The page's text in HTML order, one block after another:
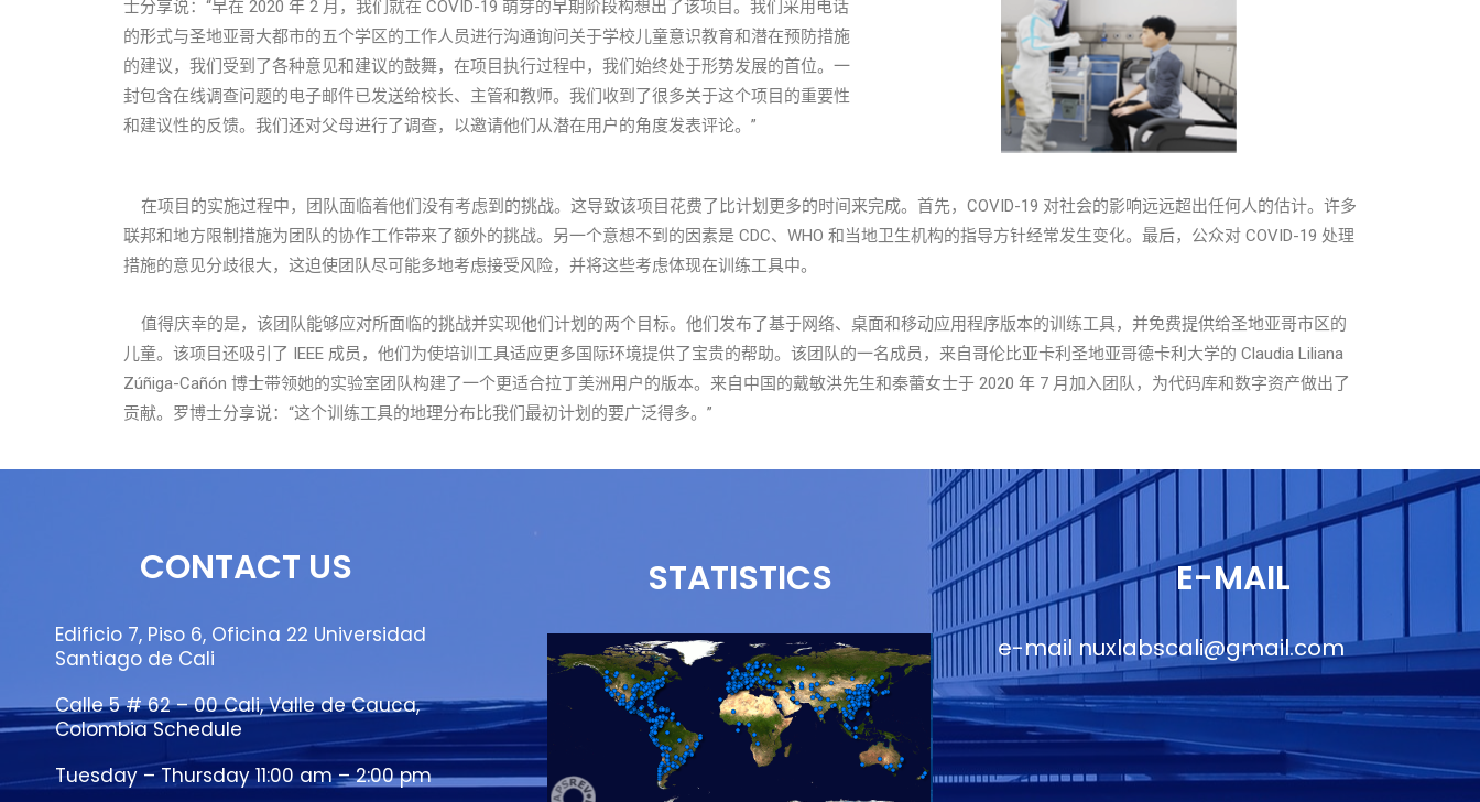
士分享说：“早在 2020 年 2 月，我们就在 COVID-19 萌芽的早期阶段构想出了该项目。我们采用电话
的形式与圣地亚哥大都市的五个学区的工作人员进行沟通询问关于学校儿童意识教育和潜在预防措施
的建议，我们受到了各种意见和建议的鼓舞，在项目执行过程中，我们始终处于形势发展的首位。一
封包含在线调查问题的电子邮件已发送给校长、主管和教师。我们收到了很多关于这个项目的重要性
和建议性的反馈。我们还对父母进行了调查，以邀请他们从潜在用户的角度发表评论。”
在项目的实施过程中，团队面临着他们没有考虑到的挑战。这导致该项目花费了比计划更多的时间来完成。首先，COVID-19 对社会的影响远远超出任何人的估计。许多
联邦和地方限制措施为团队的协作工作带来了额外的挑战。另一个意想不到的因素是 CDC、WHO 和当地卫生机构的指导方针经常发生变化。最后，公众对 COVID-19 处理
措施的意见分歧很大，这迫使团队尽可能多地考虑接受风险，并将这些考虑体现在训练工具中。
值得庆幸的是，该团队能够应对所面临的挑战并实现他们计划的两个目标。他们发布了基于网络、桌面和移动应用程序版本的训练工具，并免费提供给圣地亚哥市区的
儿童。该项目还吸引了 IEEE 成员，他们为使培训工具适应更多国际环境提供了宝贵的帮助。该团队的一名成员，来自哥伦比亚卡利圣地亚哥德卡利大学的 Claudia Liliana
Zúñiga-Cañón 博士带领她的实验室团队构建了一个更适合拉丁美洲用户的版本。来自中国的戴敏洪先生和秦蕾女士于 2020 年 7 月加入团队，为代码库和数字资产做出了
贡献。罗博士分享说：“这个训练工具的地理分布比我们最初计划的要广泛得多。”
CONTACT US
Edificio 7, Piso 6, Oficina 22 Universidad
Santiago de Cali
Calle 5 # 62 – 00 Cali, Valle de Cauca,
Colombia Schedule
Tuesday – Thursday 11:00 am – 2:00 pm
STATISTICS E-MAIL
e-mail nuxlabscali@gmail.com